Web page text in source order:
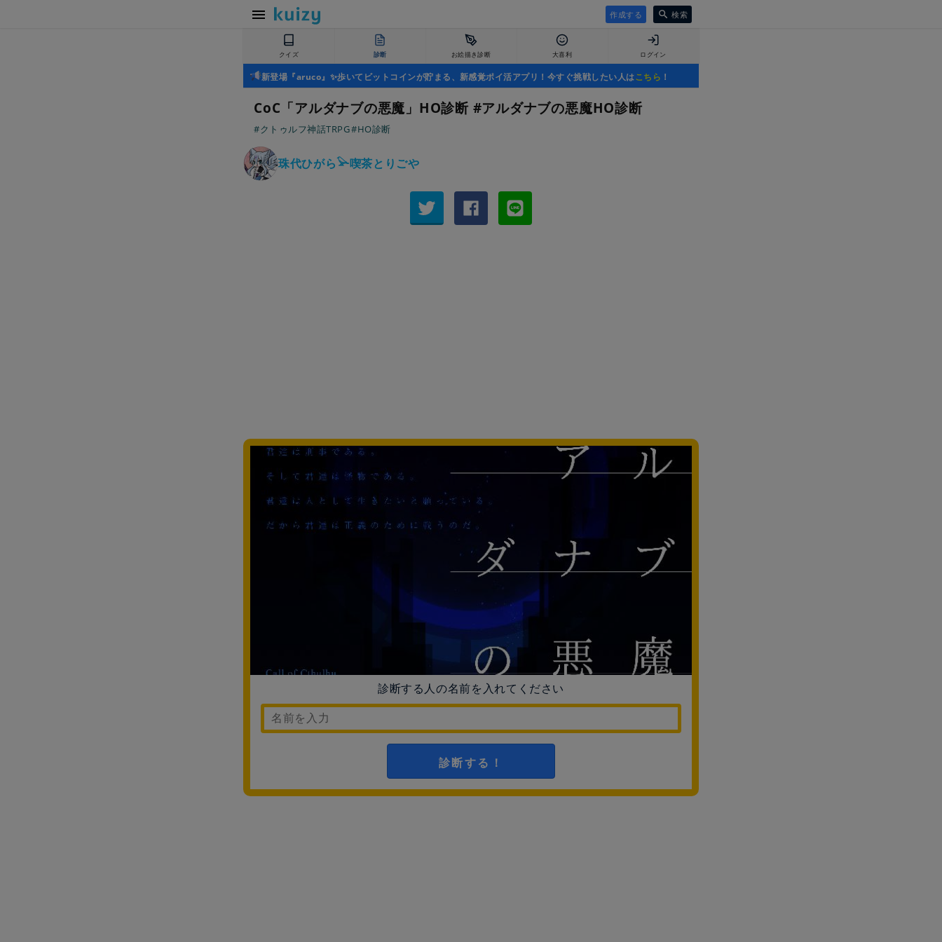
作成する 検索
クイズ 診断 お絵描き診断 大喜利 ログイン
新登場『aruco』✨歩いてビットコインが貯まる、新感覚ポイ活アプリ！今すぐ挑戦したい人はこちら ！
CoC「アルダナブの悪魔」HO診断 #アルダナブの悪魔HO診断
#クトゥルフ神話TRPG#HO診断
珠代ひがら𓅪喫茶とりごや
診断する人の名前を入れてください
診断する！